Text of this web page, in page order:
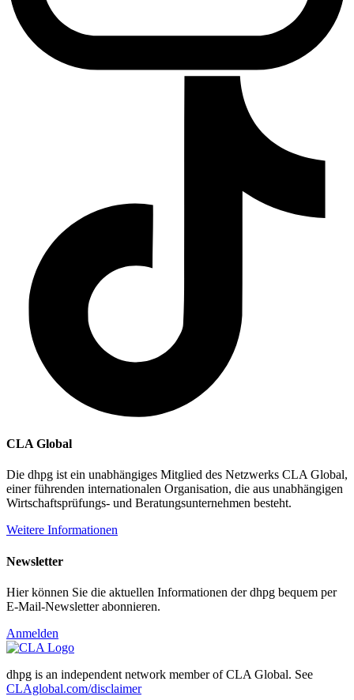
CLA Global
Die dhpg ist ein unabhängiges Mitglied des Netzwerks CLA Global,
einer führenden internationalen Organisation, die aus unabhängigen
Wirtschaftsprüfungs- und Beratungsunternehmen besteht.
Weitere Informationen
Newsletter
Hier können Sie die aktuellen Informationen der dhpg bequem per
E-Mail-Newsletter abonnieren.
Anmelden
dhpg is an independent network member of CLA Global. See
CLAglobal.com/disclaimer